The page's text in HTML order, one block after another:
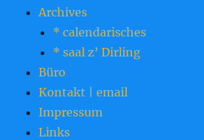
Archives
* calendarisches
* saal z’ Dirling
Büro
Kontakt | email
Impressum
Links